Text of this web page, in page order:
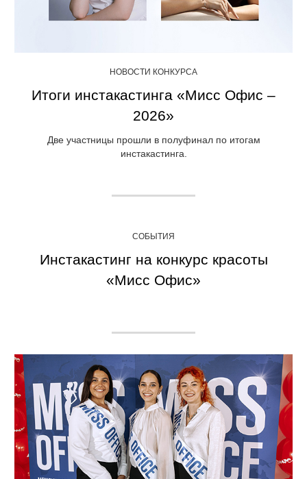
НОВОСТИ КОНКУРСА
Итоги инстакастинга «Мисс Офис –
2026»
Две участницы прошли в полуфинал по итогам
инстакастинга.
СОБЫТИЯ
Инстакастинг на конкурс красоты
«Мисс Офис»